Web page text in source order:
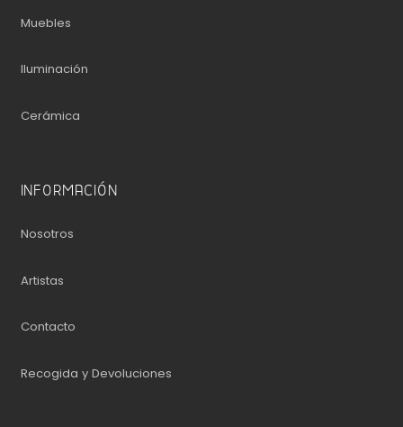
Muebles
Iluminación
Cerámica
INFORMACIÓN
Nosotros
Artistas
Contacto
Recogida y Devoluciones